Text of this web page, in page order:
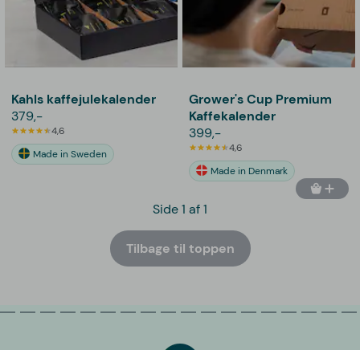
Kahls kaffejulekalender
379,-
4,6
Made in Sweden
Grower's Cup Premium
Kaffekalender
399,-
4,6
Made in Denmark
Side 1 af 1
Tilbage til toppen